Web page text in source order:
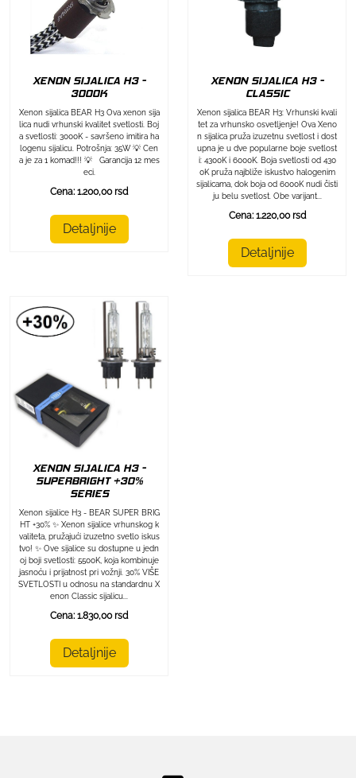
XENON SIJALICA H3 -
3000K
Xenon sijalica BEAR H3 Ova xenon sija
lica nudi vrhunski kvalitet svetlosti. Boj
a svetlosti: 3000K - savršeno imitira ha
logenu sijalicu. Potrošnja: 35W 💡 Cen
a je za 1 komad!!! 💡 Garancija 12 mes
eci.
Cena: 1.200,00 rsd
Detaljnije
XENON SIJALICA H3 -
CLASSIC
Xenon sijalica BEAR H3: Vrhunski kvali
tet za vrhunsko osvetljenje! Ova Xeno
n sijalica pruža izuzetnu svetlost i dost
upna je u dve popularne boje svetlost
i: 4300K i 6000K. Boja svetlosti od 430
0K pruža najbliže iskustvo halogenim
sijalicama, dok boja od 6000K nudi čisti
ju belu svetlost. Obe varijant...
Cena: 1.220,00 rsd
Detaljnije
XENON SIJALICA H3 -
SUPERBRIGHT +30%
SERIES
Xenon sijalice H3 - BEAR SUPER BRIG
HT +30% ✨ Xenon sijalice vrhunskog k
valiteta, pružajući izuzetno svetlo iskus
tvo! ✨ Ove sijalice su dostupne u jedn
oj boji svetlosti: 5500K, koja kombinuje
jasnoću i prijatnost pri vožnji. 30% VIŠE
SVETLOSTI u odnosu na standardnu X
enon Classic sijalicu...
Cena: 1.830,00 rsd
Detaljnije